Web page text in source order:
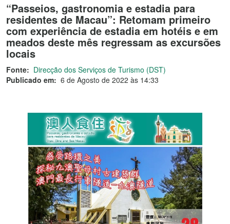
“Passeios, gastronomia e estadia para
residentes de Macau”: Retomam primeiro
com experiência de estadia em hotéis e em
meados deste mês regressam as excursões
locais
Fonte: Direcção dos Serviços de Turismo (DST)
Publicado em: 6 de Agosto de 2022 às 14:33